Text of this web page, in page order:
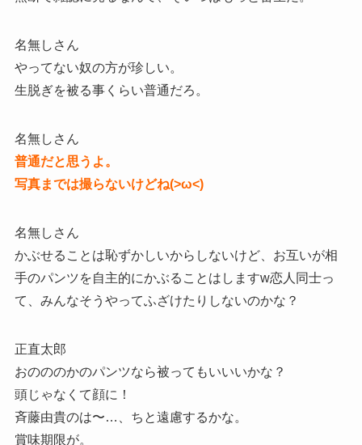
名無しさん
やってない奴の方が珍しい。
生脱ぎを被る事くらい普通だろ。
名無しさん
普通だと思うよ。
写真までは撮らないけどね(>ω<)
名無しさん
かぶせることは恥ずかしいからしないけど、お互いが相
手のパンツを自主的にかぶることはしますw恋人同士っ
て、みんなそうやってふざけたりしないのかな？
正直太郎
おのののかのパンツなら被ってもいいいかな？
頭じゃなくて顔に！
斉藤由貴のは〜…、ちと遠慮するかな。
賞味期限が。